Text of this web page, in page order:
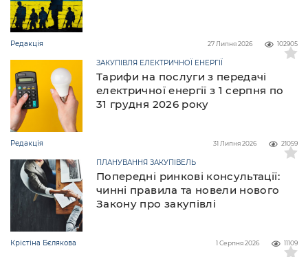
Редакція 102905
27 Липня 2026
Тарифи на послуги з передачі
електричної енергії з 1 серпня по
31 грудня 2026 року
ЗАКУПІВЛЯ ЕЛЕКТРИЧНОЇ ЕНЕРГІЇ
Редакція 21059
31 Липня 2026
Попередні ринкові консультації:
чинні правила та новели нового
Закону про закупівлі
ПЛАНУВАННЯ ЗАКУПІВЕЛЬ
Крістіна Бєлякова 11109
1 Серпня 2026